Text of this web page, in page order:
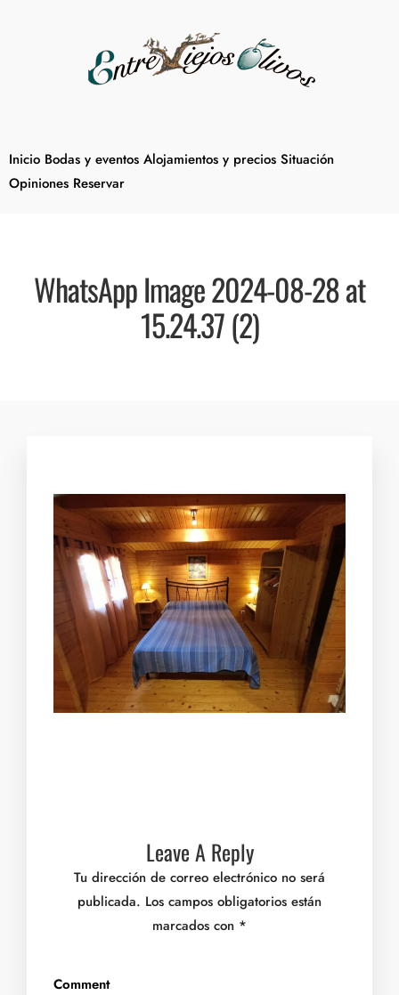
Inicio Bodas y eventos Alojamientos y precios Situación
Opiniones Reservar
WhatsApp Image 2024-08-28 at
15.24.37 (2)
Leave A Reply
Tu dirección de correo electrónico no será
publicada. Los campos obligatorios están
marcados con *
Comment